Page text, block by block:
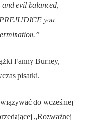
evil balanced,
you
Fanny Burney,
pisarki.
do wcześniej
„Rozważnej